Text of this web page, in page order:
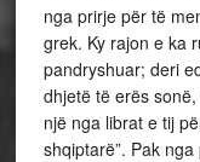
nga prirje për të
grek. Ky rajon e ka
pandryshuar; deri
dhjetë të erës
një nga librat e tij
shqiptarë”. Pak